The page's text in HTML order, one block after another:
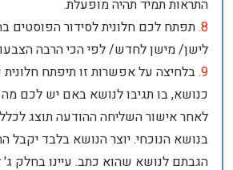
התראות תמיד תהיה מופעלת.
8. תפתח לכם חלונית לסידור הפוסטים
לישן/ מישן לחדש/ לפי הכי הרבה
9. בלחיצה על אפשרות זו תיפתח
כנושא, בו תגיבו לנושא באם יש לכם
לאחר אישור השליחה ההודעה תוצג
בנושא הנוכחי. יוצר הנושא בלבד
הגבתם לנושא שהוא כתב. עיינו בחלק ג'